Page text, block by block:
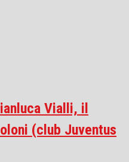
Vialli, il
(club Juventus